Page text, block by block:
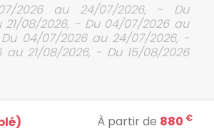
2026 au 24/07/2026, - Du
21/08/2026, - Du 04/07/2026 au
04/07/2026 au 24/07/2026, -
au 21/08/2026, - Du 15/08/2026
À partir de 880 €